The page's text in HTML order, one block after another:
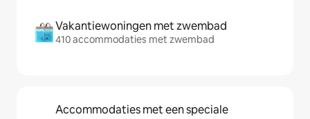
Vakantiewoningen met zwembad
410 accommodaties met zwembad
Accommodaties met een speciale